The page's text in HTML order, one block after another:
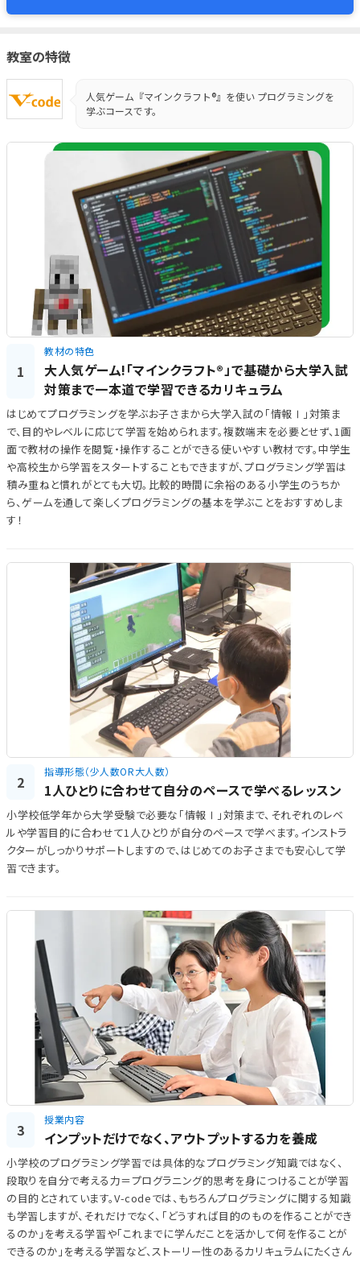
教室の特徴
人気ゲーム『マインクラフト®』を使い プログラミングを
学ぶコースです。
1
教材の特色
大人気ゲーム!「マインクラフト®」で基礎から大学入試
対策まで一本道で学習できるカリキュラム
はじめてプログラミングを学ぶお子さまから大学入試の「情報Ⅰ」対策ま
で、目的やレベルに応じて学習を始められます。複数端末を必要とせず、1画
面で教材の操作を閲覧・操作することができる使いやすい教材です。中学生
や高校生から学習をスタートすることもできますが、プログラミング学習は
積み重ねと慣れがとても大切。比較的時間に余裕のある小学生のうちか
ら、ゲームを通して楽しくプログラミングの基本を学ぶことをおすすめしま
す！
2
指導形態（少人数OR大人数）
1人ひとりに合わせて自分のペースで学べるレッスン
小学校低学年から大学受験で必要な「情報Ⅰ」対策まで、それぞれのレベ
ルや学習目的に合わせて1人ひとりが自分のペースで学べます。インストラ
クターがしっかりサポートしますので、はじめてのお子さまでも安心して学
習できます。
3
授業内容
インプットだけでなく、アウトプットする力を養成
小学校のプログラミング学習では具体的なプログラミング知識ではなく、
段取りを自分で考える力＝プログラニング的思考を身につけることが学習
の目的とされています。V-codeでは、もちろんプログラミングに関する知識
も学習しますが、それだけでなく、「どうすれば目的のものを作ることができ
るのか」を考える学習や「これまでに学んだことを活かして何を作ることが
できるのか」を考える学習など、ストーリー性のあるカリキュラムにたくさん